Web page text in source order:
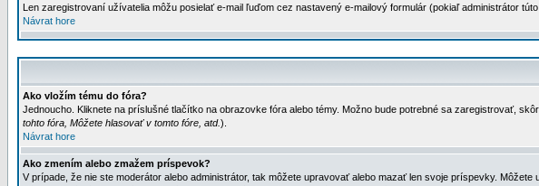
Len zaregistrovaní užívatelia môžu posielať e-mail ľuďom cez nastavený e-mailový formulár (pokiaľ administrátor
Návrat hore
Ako vložím tému do fóra?
Jednoucho. Kliknete na príslušné tlačítko na obrazovke fóra alebo témy. Možno bude potrebné sa zaregistrovať,
tohto fóra, Môžete hlasovať v tomto fóre, atd.).
Návrat hore
Ako zmením alebo zmažem príspevok?
V prípade, že nie ste moderátor alebo administrátor, tak môžete upravovať alebo mazať len svoje príspevky.